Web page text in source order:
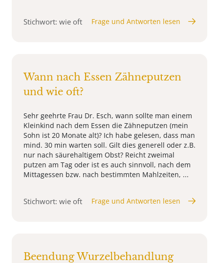
Stichwort: wie oft Frage und Antworten lesen
Wann nach Essen Zähneputzen
und wie oft?
Sehr geehrte Frau Dr. Esch, wann sollte man einem
Kleinkind nach dem Essen die Zähneputzen (mein
Sohn ist 20 Monate alt)? Ich habe gelesen, dass man
mind. 30 min warten soll. Gilt dies generell oder z.B.
nur nach säurehaltigem Obst? Reicht zweimal
putzen am Tag oder ist es auch sinnvoll, nach dem
Mittagessen bzw. nach bestimmten Mahlzeiten, ...
Stichwort: wie oft Frage und Antworten lesen
Beendung Wurzelbehandlung